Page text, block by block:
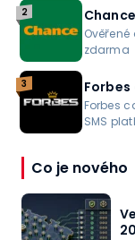
2
zdarma
3 Forbes
Forbes
SMS
Co je nového